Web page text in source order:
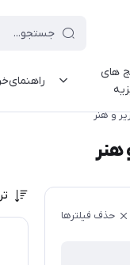
های
و هنر
هنر
حذف فیلترها